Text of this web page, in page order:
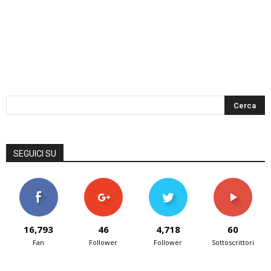
SEGUICI SU
16,793
Fan
46
Follower
4,718
Follower
60
Sottoscrittori